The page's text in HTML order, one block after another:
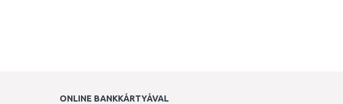
ONLINE BANKKÁRTYÁVAL